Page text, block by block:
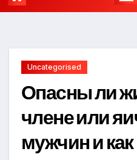
Uncategorised
Опасны ли
члене или
мужчин и